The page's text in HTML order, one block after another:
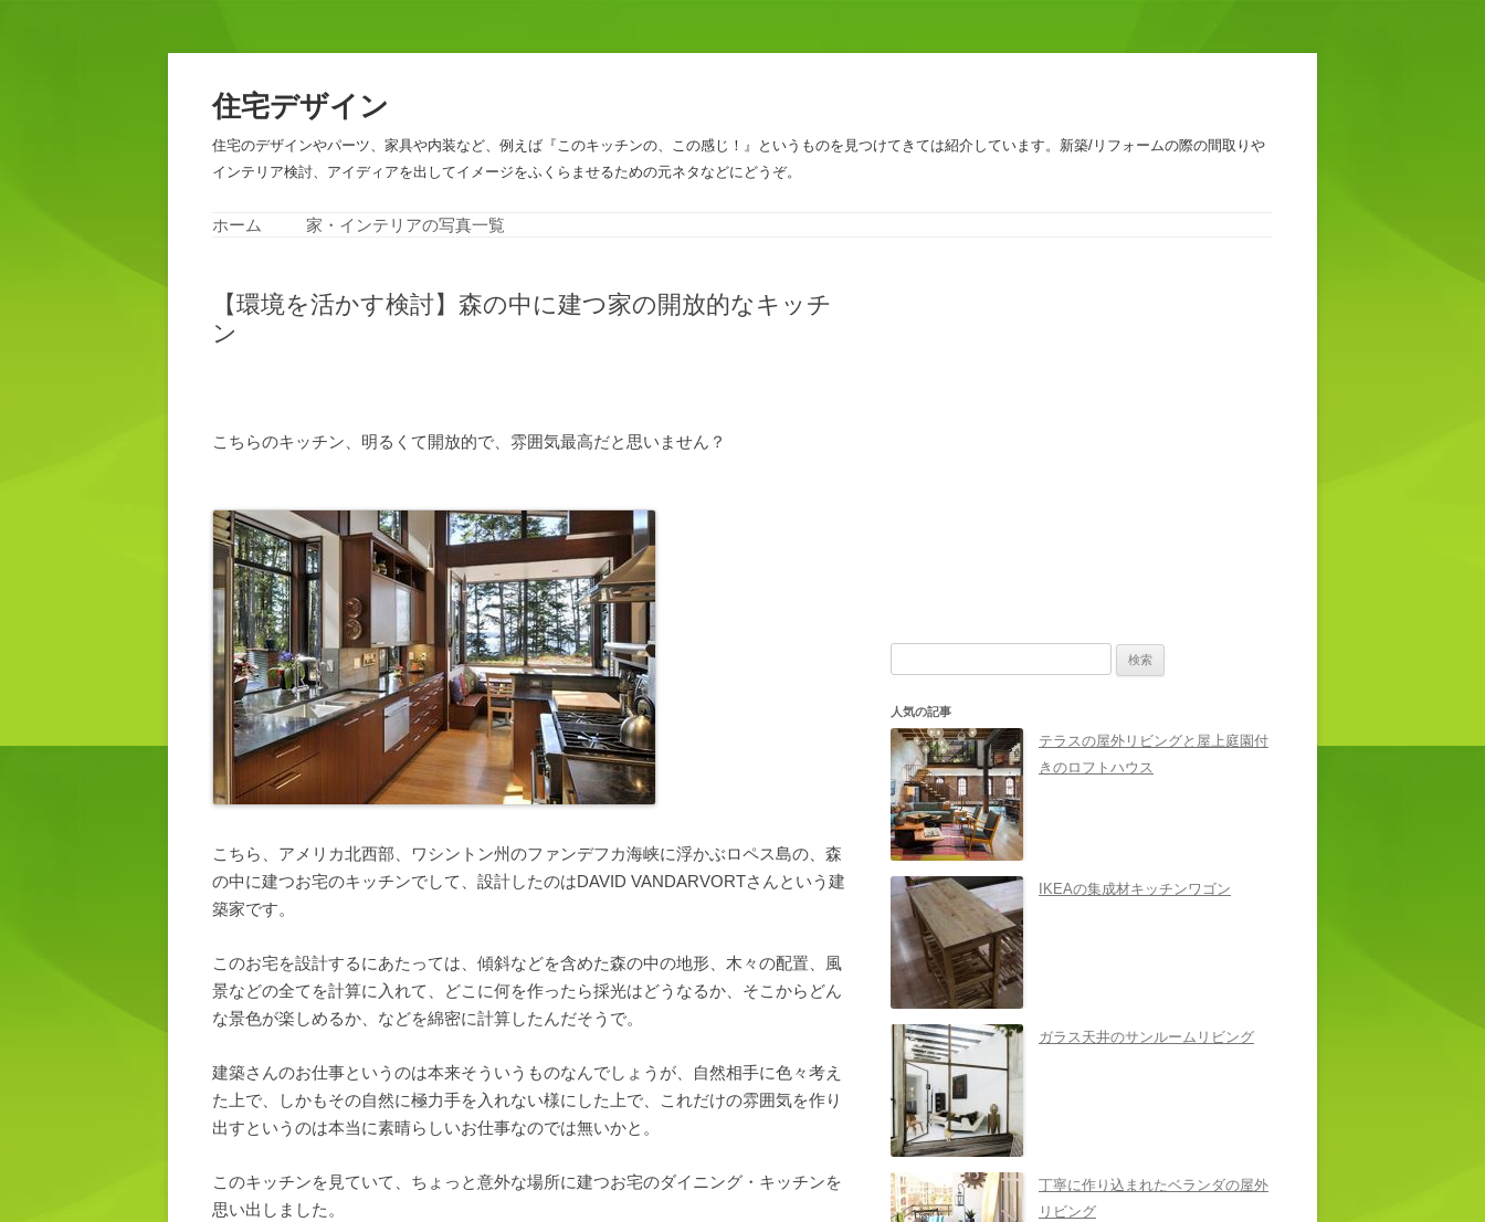
住宅デザイン
住宅のデザインやパーツ、家具や内装など、例えば『このキッチンの、この感じ！』というものを見つけてきては紹介しています。新築/リフォームの際の間取りや
インテリア検討、アイディアを出してイメージをふくらませるための元ネタなどにどうぞ。
ホーム 家・インテリアの写真一覧
【環境を活かす検討】森の中に建つ家の開放的なキッチ
ン
こちらのキッチン、明るくて開放的で、雰囲気最高だと思いません？
こちら、アメリカ北西部、ワシントン州のファンデフカ海峡に浮かぶロペス島の、森
の中に建つお宅のキッチンでして、設計したのはDAVID VANDARVORTさんという建
築家です。
このお宅を設計するにあたっては、傾斜などを含めた森の中の地形、木々の配置、風
景などの全てを計算に入れて、どこに何を作ったら採光はどうなるか、そこからどん
な景色が楽しめるか、などを綿密に計算したんだそうで。
建築さんのお仕事というのは本来そういうものなんでしょうが、自然相手に色々考え
た上で、しかもその自然に極力手を入れない様にした上で、これだけの雰囲気を作り
出すというのは本当に素晴らしいお仕事なのでは無いかと。
このキッチンを見ていて、ちょっと意外な場所に建つお宅のダイニング・キッチンを
思い出しました。
人気の記事
テラスの屋外リビングと屋上庭園付
きのロフトハウス
IKEAの集成材キッチンワゴン
ガラス天井のサンルームリビング
丁寧に作り込まれたベランダの屋外
リビング